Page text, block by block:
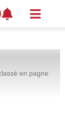
en pagne